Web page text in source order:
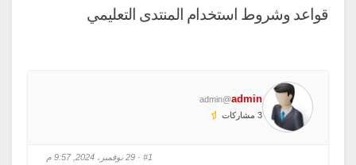
قواعد وشروط استخدام المنتدى التعليمي
admin
@admin
3 مشاركات
#1 · 29 نوفمبر، 2024, 9:57 م